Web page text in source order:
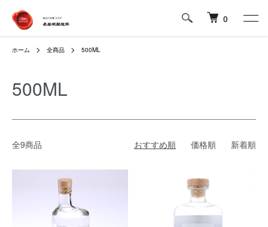
0
ホーム 全商品 500ML
500ML
全9商品 おすすめ順 価格順 新着順